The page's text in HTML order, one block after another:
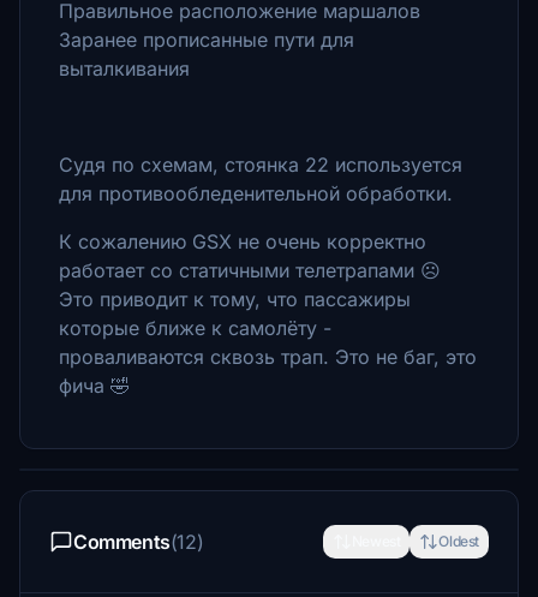
Правильное расположение маршалов
Заранее прописанные пути для
выталкивания
Судя по схемам, стоянка 22 используется
для противообледенительной обработки.
К сожалению GSX не очень корректно
работает со статичными телетрапами ☹️
Это приводит к тому, что пассажиры
которые ближе к самолёту -
проваливаются сквозь трап. Это не баг, это
фича 🤣
Comments(12) Oldest